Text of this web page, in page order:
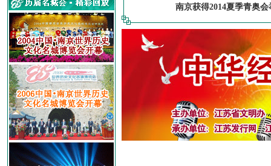
南京获得2014夏季青奥会